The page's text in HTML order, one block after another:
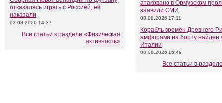
отказалась играть с Россией, её
наказали
03.08.2026 14:37
Все статьи в разделе «Физическая
активность»
атаковано в Ормузском
заявили СМИ
08.08.2026 17:11
Корабль времён Древнего
амфорами на борту найден
Италии
08.08.2026 16:49
Все статьи в